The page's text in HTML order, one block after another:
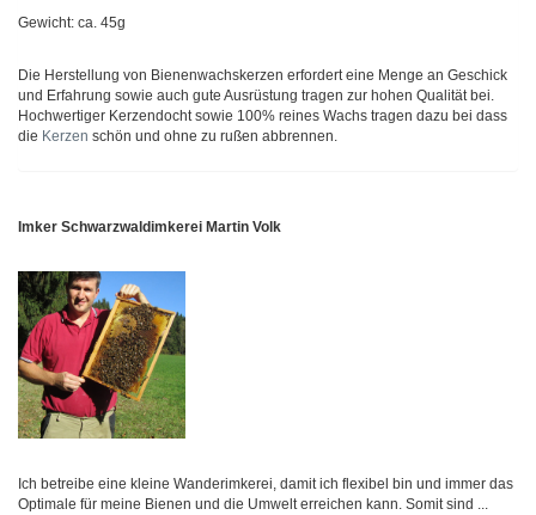
Gewicht: ca. 45g
Die Herstellung von Bienenwachskerzen erfordert eine Menge an Geschick
und Erfahrung sowie auch gute Ausrüstung tragen zur hohen Qualität bei.
Hochwertiger Kerzendocht sowie 100% reines Wachs tragen dazu bei dass
die Kerzen schön und ohne zu rußen abbrennen.
Imker Schwarzwaldimkerei Martin Volk
Ich betreibe eine kleine Wanderimkerei, damit ich flexibel bin und immer das
Optimale für meine Bienen und die Umwelt erreichen kann. Somit sind ...